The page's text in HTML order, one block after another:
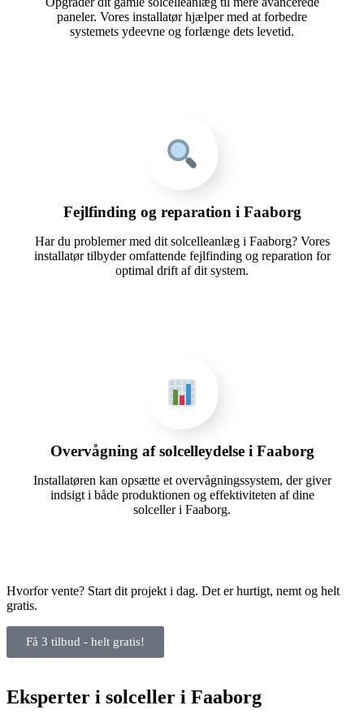
paneler. Vores installatør hjælper med at forbedre
systemets ydeevne og forlænge dets levetid.
Fejlfinding og reparation i Faaborg
Har du problemer med dit solcelleanlæg i Faaborg? Vores
installatør tilbyder omfattende fejlfinding og reparation for
optimal drift af dit system.
Overvågning af solcelleydelse i Faaborg
Installatøren kan opsætte et overvågningssystem, der giver
indsigt i både produktionen og effektiviteten af dine
solceller i Faaborg.
Hvorfor vente? Start dit projekt i dag. Det er hurtigt, nemt og helt
gratis.
Få 3 tilbud - helt gratis!
Eksperter i solceller i Faaborg